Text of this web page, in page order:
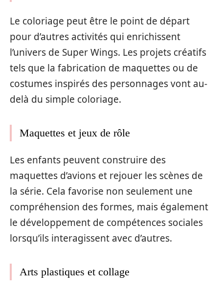
Le coloriage peut être le point de départ
pour d’autres activités qui enrichissent
l’univers de Super Wings. Les projets créatifs
tels que la fabrication de maquettes ou de
costumes inspirés des personnages vont au-
delà du simple coloriage.
Maquettes et jeux de rôle
Les enfants peuvent construire des
maquettes d’avions et rejouer les scènes de
la série. Cela favorise non seulement une
compréhension des formes, mais également
le développement de compétences sociales
lorsqu’ils interagissent avec d’autres.
Arts plastiques et collage